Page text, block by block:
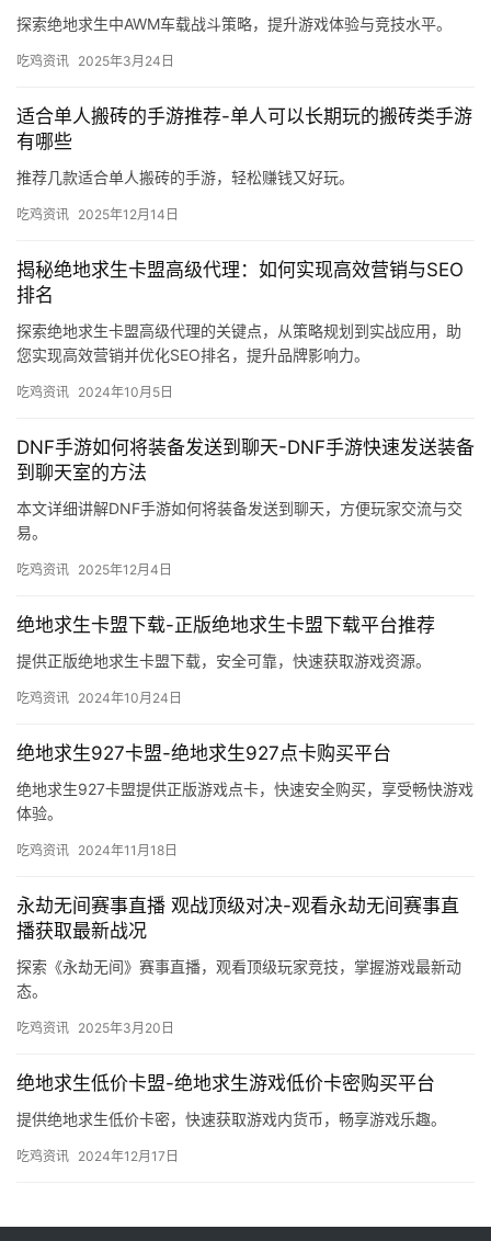
探索绝地求生中AWM车载战斗策略，提升游戏体验与竞技水平。
吃鸡资讯 2025年3月24日
适合单人搬砖的手游推荐-单人可以长期玩的搬砖类手游
有哪些
推荐几款适合单人搬砖的手游，轻松赚钱又好玩。
吃鸡资讯 2025年12月14日
揭秘绝地求生卡盟高级代理：如何实现高效营销与SEO
排名
探索绝地求生卡盟高级代理的关键点，从策略规划到实战应用，助
您实现高效营销并优化SEO排名，提升品牌影响力。
吃鸡资讯 2024年10月5日
DNF手游如何将装备发送到聊天-DNF手游快速发送装备
到聊天室的方法
本文详细讲解DNF手游如何将装备发送到聊天，方便玩家交流与交
易。
吃鸡资讯 2025年12月4日
绝地求生卡盟下载-正版绝地求生卡盟下载平台推荐
提供正版绝地求生卡盟下载，安全可靠，快速获取游戏资源。
吃鸡资讯 2024年10月24日
绝地求生927卡盟-绝地求生927点卡购买平台
绝地求生927卡盟提供正版游戏点卡，快速安全购买，享受畅快游戏
体验。
吃鸡资讯 2024年11月18日
永劫无间赛事直播 观战顶级对决-观看永劫无间赛事直
播获取最新战况
探索《永劫无间》赛事直播，观看顶级玩家竞技，掌握游戏最新动
态。
吃鸡资讯 2025年3月20日
绝地求生低价卡盟-绝地求生游戏低价卡密购买平台
提供绝地求生低价卡密，快速获取游戏内货币，畅享游戏乐趣。
吃鸡资讯 2024年12月17日